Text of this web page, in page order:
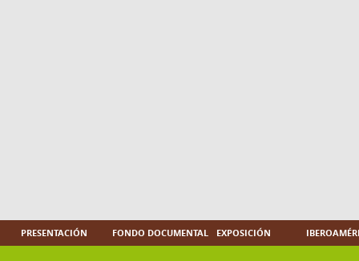
PRESENTACIÓN FONDO DOCUMENTAL EXPOSICIÓN